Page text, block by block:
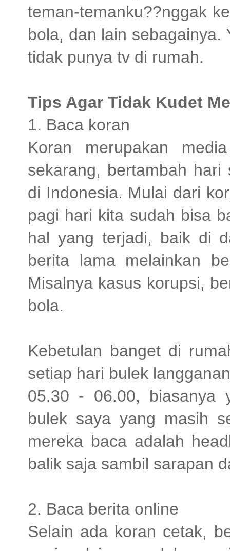
teman-temanku??nggak
bola, dan lain sebagainya.
tidak punya tv di rumah.
Tips Agar Tidak Kudet
1. Baca koran
Koran merupakan
sekarang, bertambah
di Indonesia. Mulai dari
pagi hari kita sudah bisa
hal yang terjadi, baik di
berita lama melainkan
Misalnya kasus korupsi,
bola.
Kebetulan banget di
setiap hari bulek
05.30 - 06.00, biasanya
bulek saya yang masih
mereka baca adalah
balik saja sambil sarapan
2. Baca berita online
Selain ada koran cetak,